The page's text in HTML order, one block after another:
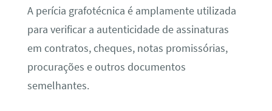
A perícia grafotécnica é amplamente utilizada
para verificar a autenticidade de assinaturas
em contratos, cheques, notas promissórias,
procurações e outros documentos
semelhantes.